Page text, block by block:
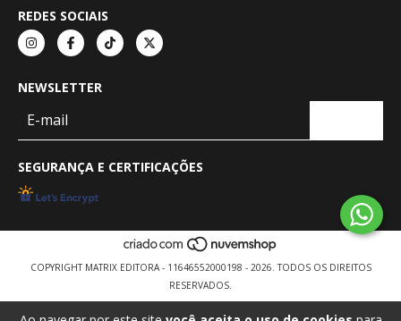
REDES SOCIAIS
NEWSLETTER
SEGURANÇA E CERTIFICAÇÕES
COPYRIGHT MATRIX EDITORA - 11646552000198 - 2026. TODOS OS DIREITOS
RESERVADOS.